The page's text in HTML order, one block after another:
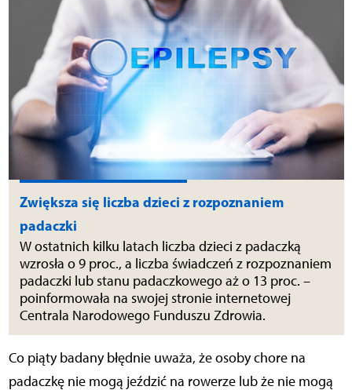
Zwiększa się liczba dzieci z rozpoznaniem
padaczki
W ostatnich kilku latach liczba dzieci z padaczką
wzrosła o 9 proc., a liczba świadczeń z rozpoznaniem
padaczki lub stanu padaczkowego aż o 13 proc. –
poinformowała na swojej stronie internetowej
Centrala Narodowego Funduszu Zdrowia.
Co piąty badany błędnie uważa, że osoby chore na
padaczkę nie mogą jeździć na rowerze lub że nie mogą